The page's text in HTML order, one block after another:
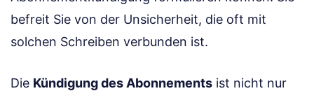
befreit Sie von der Unsicherheit, die oft mit
solchen Schreiben verbunden ist.
Die Kündigung des Abonnements ist nicht nur